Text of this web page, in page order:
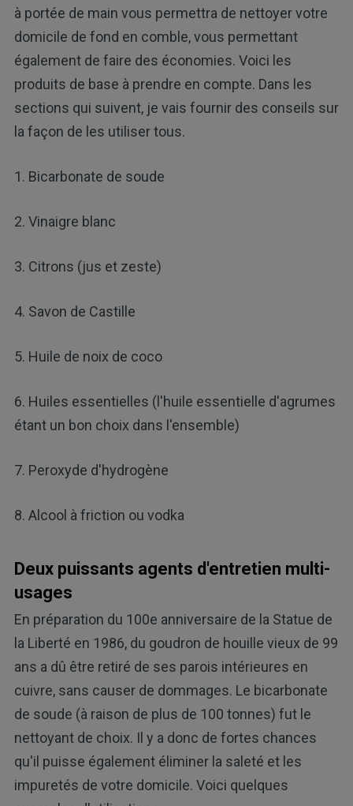
à portée de main vous permettra de nettoyer votre
domicile de fond en comble, vous permettant
également de faire des économies. Voici les
produits de base à prendre en compte. Dans les
sections qui suivent, je vais fournir des conseils sur
la façon de les utiliser tous.
1. Bicarbonate de soude
2. Vinaigre blanc
3. Citrons (jus et zeste)
4. Savon de Castille
5. Huile de noix de coco
6. Huiles essentielles (l'huile essentielle d'agrumes
étant un bon choix dans l'ensemble)
7. Peroxyde d'hydrogène
8. Alcool à friction ou vodka
Deux puissants agents d'entretien multi-
usages
En préparation du 100e anniversaire de la Statue de
la Liberté en 1986, du goudron de houille vieux de 99
ans a dû être retiré de ses parois intérieures en
cuivre, sans causer de dommages. Le bicarbonate
de soude (à raison de plus de 100 tonnes) fut le
nettoyant de choix. Il y a donc de fortes chances
qu'il puisse également éliminer la saleté et les
impuretés de votre domicile. Voici quelques